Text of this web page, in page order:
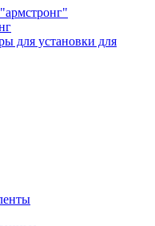
для установки для